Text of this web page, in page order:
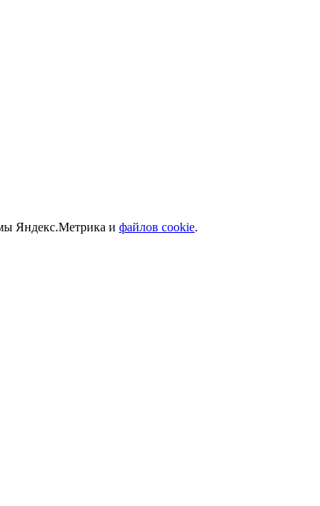
Яндекс.Метрика и файлов cookie.